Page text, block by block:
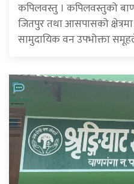
कपिलवस्तु । कपिलवस्तुको
जितपुर तथा आसपासको
सामुदायिक वन उपभोक्ता